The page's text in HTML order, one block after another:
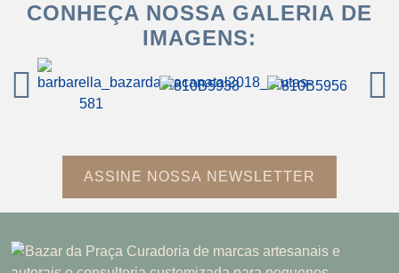
CONHEÇA NOSSA GALERIA DE
IMAGENS:
ASSINE NOSSA NEWSLETTER